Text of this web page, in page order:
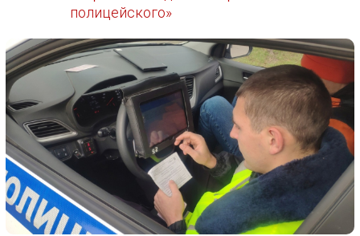
полицейского»